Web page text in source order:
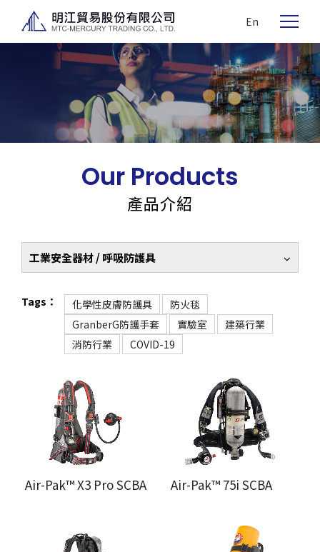
En
Our Products
產品介紹
工業安全器材 / 呼吸防護具
Tags： 化學性皮膚防護具
防火毯
GranberG防護手套
實驗室
建築行業
消防行業
COVID-19
Air-Pak™ X3 Pro SCBA Air-Pak™ 75i SCBA